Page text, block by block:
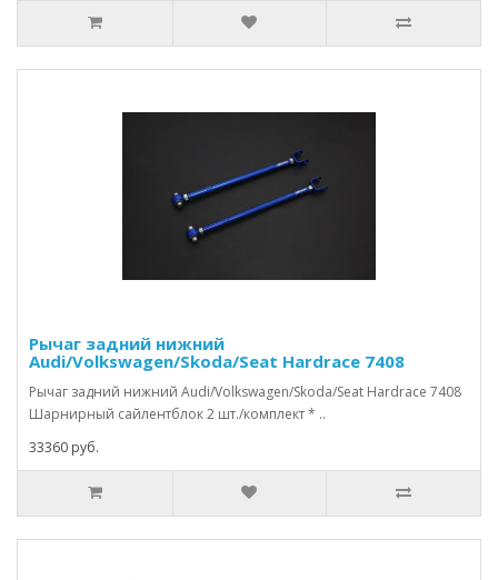
Рычаг задний нижний
Audi/Volkswagen/Skoda/Seat Hardrace 7408
Рычаг задний нижний Audi/Volkswagen/Skoda/Seat Hardrace 7408
Шарнирный сайлентблок 2 шт./комплект * ..
33360 руб.